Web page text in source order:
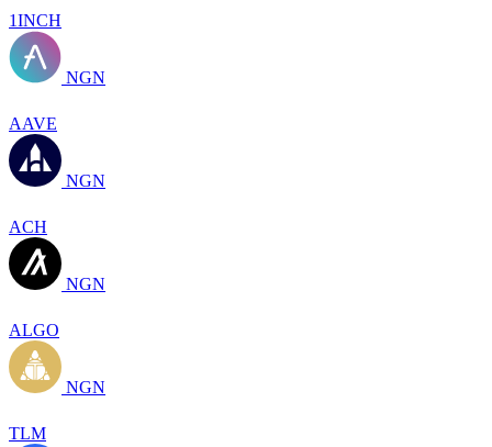
1INCH
NGN
AAVE
NGN
ACH
NGN
ALGO
NGN
TLM